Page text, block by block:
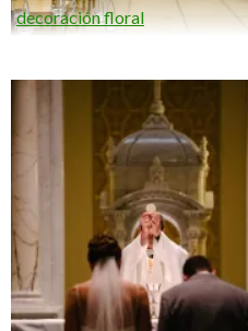
decoración floral